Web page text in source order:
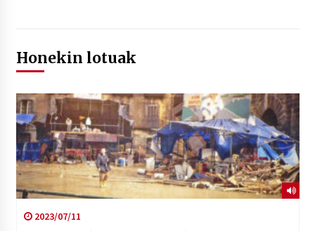
Honekin lotuak
2023/07/11